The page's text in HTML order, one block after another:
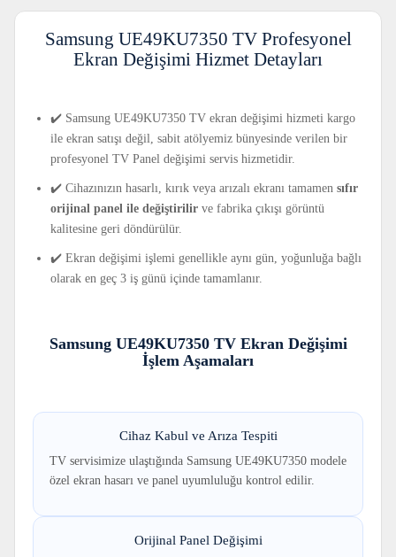
Samsung UE49KU7350 TV Profesyonel
Ekran Değişimi Hizmet Detayları
✔️ Samsung UE49KU7350 TV ekran değişimi hizmeti kargo
ile ekran satışı değil, sabit atölyemiz bünyesinde verilen bir
profesyonel TV Panel değişimi servis hizmetidir.
✔️ Cihazınızın hasarlı, kırık veya arızalı ekranı tamamen sıfır
orijinal panel ile değiştirilir ve fabrika çıkışı görüntü
kalitesine geri döndürülür.
✔️ Ekran değişimi işlemi genellikle aynı gün, yoğunluğa bağlı
olarak en geç 3 iş günü içinde tamamlanır.
Samsung UE49KU7350 TV Ekran Değişimi
İşlem Aşamaları
Cihaz Kabul ve Arıza Tespiti
TV servisimize ulaştığında Samsung UE49KU7350 modele
özel ekran hasarı ve panel uyumluluğu kontrol edilir.
Orijinal Panel Değişimi